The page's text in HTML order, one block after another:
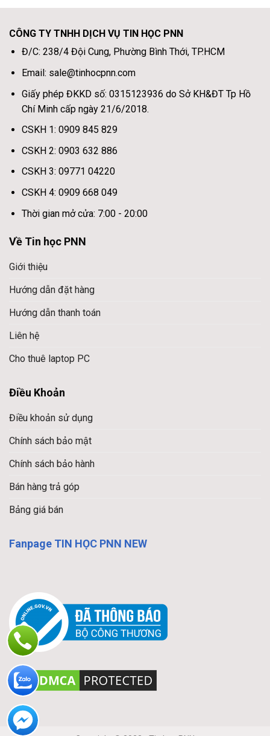
CÔNG TY TNHH DỊCH VỤ TIN HỌC PNN
Đ/C: 238/4 Đội Cung, Phường Bình Thới, TP.HCM
Email: sale@tinhocpnn.com
Giấy phép ĐKKD số: 0315123936 do Sở KH&ĐT Tp Hồ
Chí Minh cấp ngày 21/6/2018.
CSKH 1: 0909 845 829
CSKH 2: 0903 632 886
CSKH 3: 09771 04220
CSKH 4: 0909 668 049
Thời gian mở cửa: 7:00 - 20:00
Về Tin học PNN
Giới thiệu
Hướng dẫn đặt hàng
Hướng dẫn thanh toán
Liên hệ
Cho thuê laptop PC
Điều Khoản
Điều khoản sử dụng
Chính sách bảo mật
Chính sách bảo hành
Bán hàng trả góp
Bảng giá bán
Fanpage TIN HỌC PNN NEW